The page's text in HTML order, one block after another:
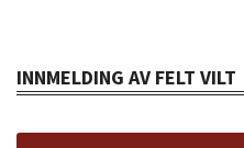
INNMELDING AV FELT VILT